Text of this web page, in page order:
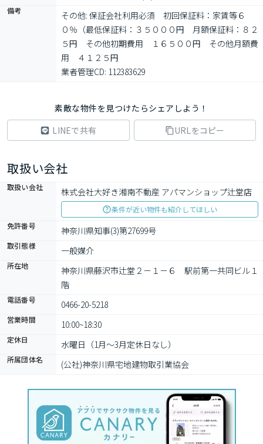
備考
その他: 保証会社利用必須　初回保証料：家賃等６
０％（最低保証料：３５０００円　月額保証料：８２
５円　その他初期費用　１６５００円　その他月額費
用　４１２５円
業者管理CD: 112383629
素敵な物件を見つけたらシェアしよう！
LINEで共有
URLをコピー
取扱い会社
取扱い会社 株式会社大好き湘南不動産 アパマンショップ辻堂店
条件が近い物件も紹介してほしい
免許番号
神奈川県知事(3)第27699号
取引態様 一般媒介
所在地
神奈川県藤沢市辻堂２－１－６　駅前第一共同ビル１
階
電話番号 0466-20-5218
営業時間 10:00~18:30
定休日 水曜日（1月～3月定休日なし）
所属団体名 (公社)神奈川県宅地建物取引業協会